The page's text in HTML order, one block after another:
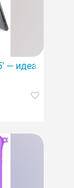
— идеальный